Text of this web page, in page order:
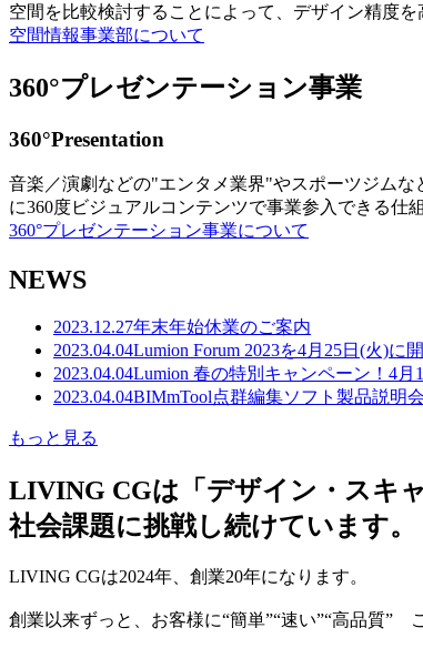
空間を比較検討することによって、デザイン精度を
空間情報事業部について
360°プレゼンテーション事業
360°Presentation
音楽／演劇などの"エンタメ業界"やスポーツジム
に360度ビジュアルコンテンツで事業参入できる仕
360°プレゼンテーション事業について
NEWS
2023.12.27年末年始休業のご案内
2023.04.04Lumion Forum 2023を4月25日(火)に
2023.04.04Lumion 春の特別キャンペーン！4月
2023.04.04BIMmTool点群編集ソフト製品説明
もっと見る
LIVING CGは「デザイン・スキ
社会課題に挑戦し続けています。
LIVING CGは2024年、創業20年になります。
創業以来ずっと、お客様に“簡単”“速い”“高品質”